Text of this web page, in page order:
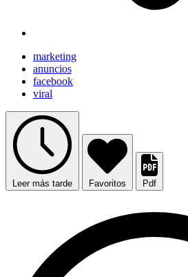
marketing
anuncios
facebook
viral
Leer más tarde Favoritos Pdf